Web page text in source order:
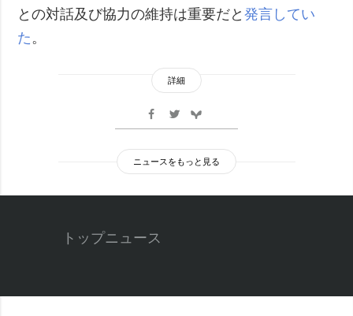
との対話及び協力の維持は重要だと発言してい
た。
詳細
ニュースをもっと見る
トップニュース